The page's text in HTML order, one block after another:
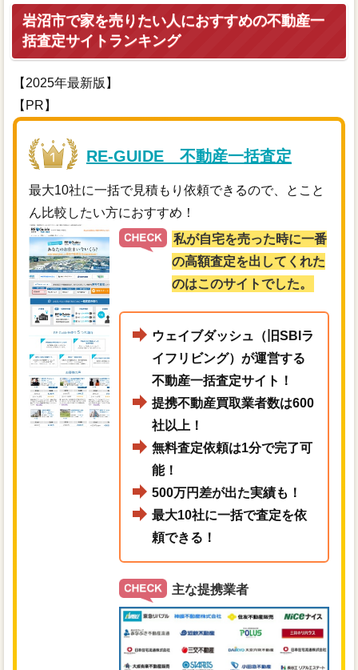
岩沼市で家を売りたい人におすすめの不動産一
括査定サイトランキング
【2025年最新版】
【PR】
RE-GUIDE 不動産一括査定
最大10社に一括で見積もり依頼できるので、とこと
ん比較したい方におすすめ！
私が自宅を売った時に一番
の高額査定を出してくれた
のはこのサイトでした。
ウェイブダッシュ（旧SBIラ
イフリビング）が運営する
不動産一括査定サイト！
提携不動産買取業者数は600
社以上！
無料査定依頼は1分で完了可
能！
500万円差が出た実績も！
最大10社に一括で査定を依
頼できる！
主な提携業者